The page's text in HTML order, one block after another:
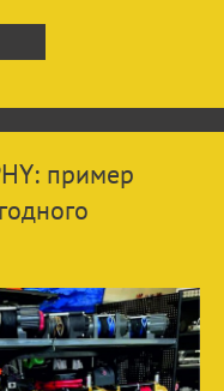
пример